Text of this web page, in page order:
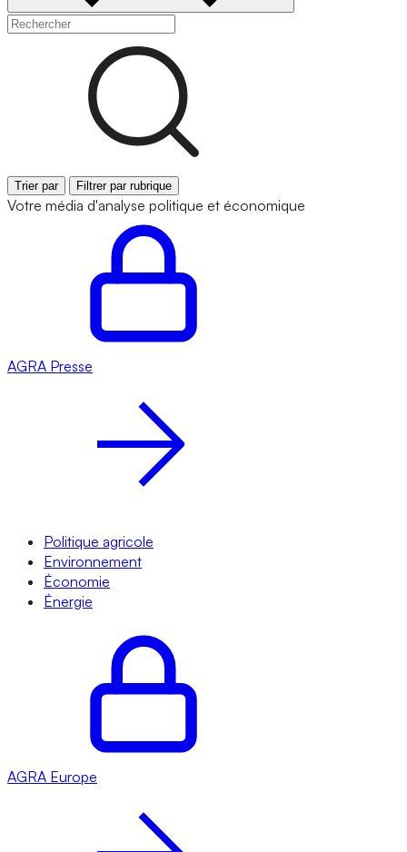
Trier par Filtrer par rubrique
Votre média d'analyse politique et économique
AGRA Presse
Politique agricole
Environnement
Économie
Énergie
AGRA Europe